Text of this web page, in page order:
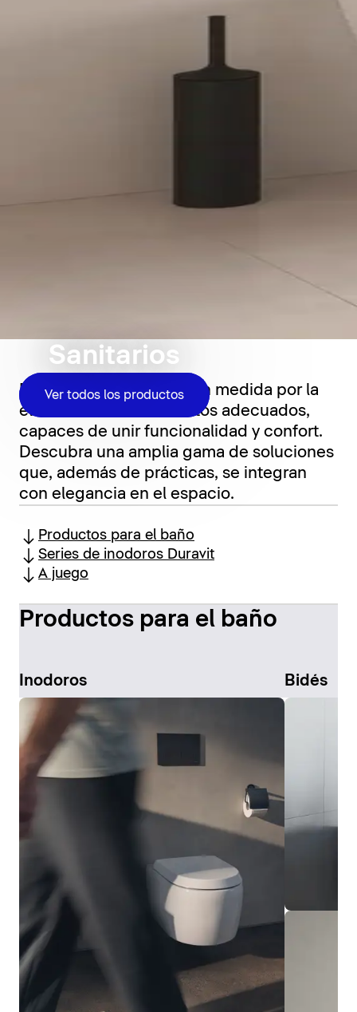
Sanitarios
Ver todos los productos
El baño se define en gran medida por la
elección de los elementos adecuados,
capaces de unir funcionalidad y confort.
Descubra una amplia gama de soluciones
que, además de prácticas, se integran
con elegancia en el espacio.
Productos para el baño
Series de inodoros Duravit
A juego
Productos para el baño
Inodoros Bidés